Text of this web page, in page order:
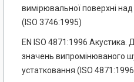
вимірювальної поверхні
(ISO 3746:1995)
EN ISO 4871:1996 Акустика.
значень випромінюваного
устатковання (ISO